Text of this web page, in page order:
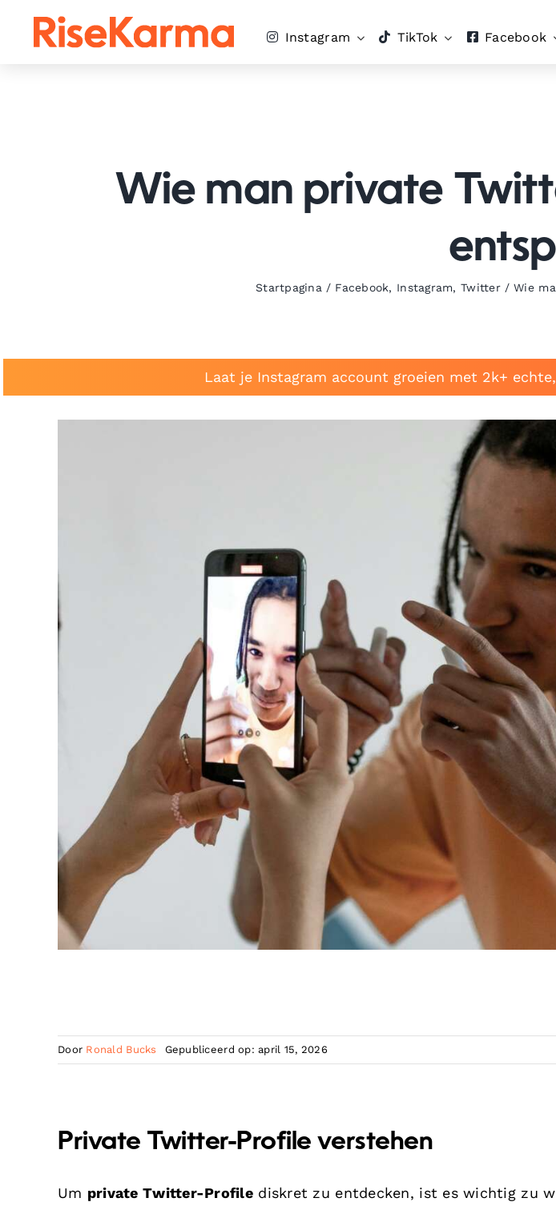
Instagram TikTok Facebook
Wie man private
Startpagina / Facebook, Instagram, Twitter / Wie
Laat je Instagram account groeien met 2k+
Door Ronald Bucks Gepubliceerd op: april 15, 2026
Private Twitter-Profile verstehen
Um private Twitter-Profile diskret zu entdecken, ist es wichtig zu